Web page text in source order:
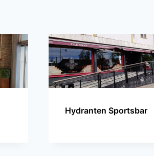
Hydranten Sportsbar